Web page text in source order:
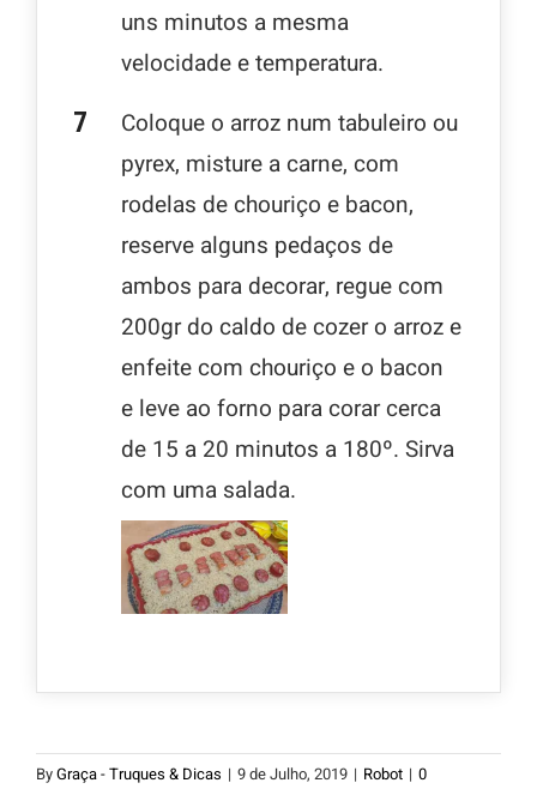
uns minutos a mesma
velocidade e temperatura.
Coloque o arroz num tabuleiro ou
pyrex, misture a carne, com
rodelas de chouriço e bacon,
reserve alguns pedaços de
ambos para decorar, regue com
200gr do caldo de cozer o arroz e
enfeite com chouriço e o bacon
e leve ao forno para corar cerca
de 15 a 20 minutos a 180º. Sirva
com uma salada.
ByGraça - Truques & Dicas | 9 de Julho, 2019 | Robot | 0